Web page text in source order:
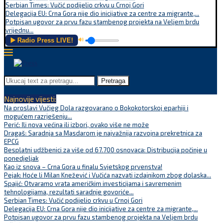
Serbian Times: Vučić podijelio crkvu u Crnoj Gori
Delegacija EU: Crna Gora nije dio inicijative za centre za migrante,...
Potpisan ugovor za prvu fazu stambenog projekta na Veljem brdu
vrijednu...
▶️ Radio Press LIVE! 🔊
Pretraga
Najnovije vijesti:
Na proslavi Vučjeg Dola razgovarano o Bokokotorskoj eparhiji i
mogućem razrješenju...
Perić: Ili nova većina ili izbori, ovako više ne može
Dragaš: Saradnja sa Masdarom je najvažnija razvojna prekretnica za
EPCG
Besplatni udžbenici za više od 67.700 osnovaca: Distribucija počinje u
ponedjeljak
Kao iz snova – Crna Gora u finalu Svjetskog prvenstva!
Pejak: Hoće li Milan Knežević i Vučića nazvati izdajnikom zbog dolaska...
Spajić: Otvaramo vrata američkim investicijama i savremenim
tehnologijama, rezultati saradnje govoriće...
Serbian Times: Vučić podijelio crkvu u Crnoj Gori
Delegacija EU: Crna Gora nije dio inicijative za centre za migrante,...
Potpisan ugovor za prvu fazu stambenog projekta na Veljem brdu